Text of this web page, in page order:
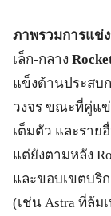
ภาพรวมการแข่
เล็ก-กลาง
แข็งด้านประสบ
วงจร ขณะที่คู่แข่
เต็มตัว และราย
แต่ยังตามหลัง
และขอบเขตบริ
(เช่น Astra ที่ล้ม